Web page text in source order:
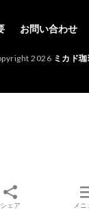
お問い合わせ
2026 ミカド
シェア メニ